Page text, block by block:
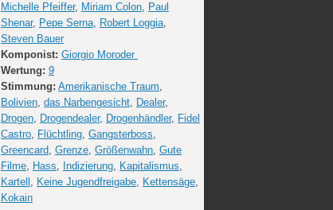
Michelle Pfeiffer, Miriam Colon, Paul
Shenar, Pepe Serna, Robert Loggia,
Steven Bauer
Komponist: Giorgio Moroder
Wertung: 9
Stimmung: Amerikanische Traum,
Bolivien, das Narbengesicht, Dealer,
Drogen, Drogendealer, Drogenhändler, Fidel
Castro, Flüchtling, Gangsterboss,
Greencard, Grenze, Größenwahn, Gute
Filme, Hass, Indizierung, Kapitalismus,
Kartell , Keine Jugendfreigabe, Kettensäge,
Kokain